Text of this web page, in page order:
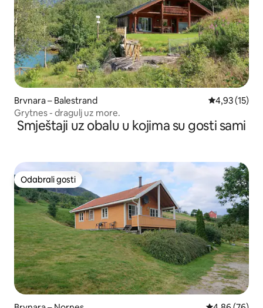
Brvnara – Balestrand Prosječna
4,93 (15)
Grytnes - dragulj uz more.
Smještaji uz obalu u kojima su gosti sami
Odabrali gosti
Odabrali gosti